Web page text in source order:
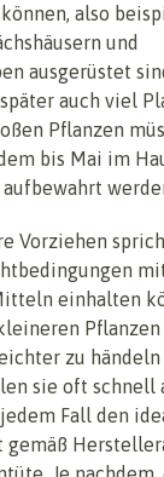
also
und
ausgerüstet
auch viel
Pflanzen
bis Mai im
aufbewahrt
Vorziehen
einhalten
zu händeln
sie oft schnell
Fall den
gemäß